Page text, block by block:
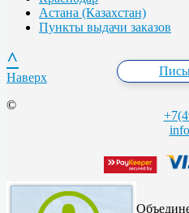
Астана (Казахстан)
Пункты выдачи заказов
^
Наверх
©